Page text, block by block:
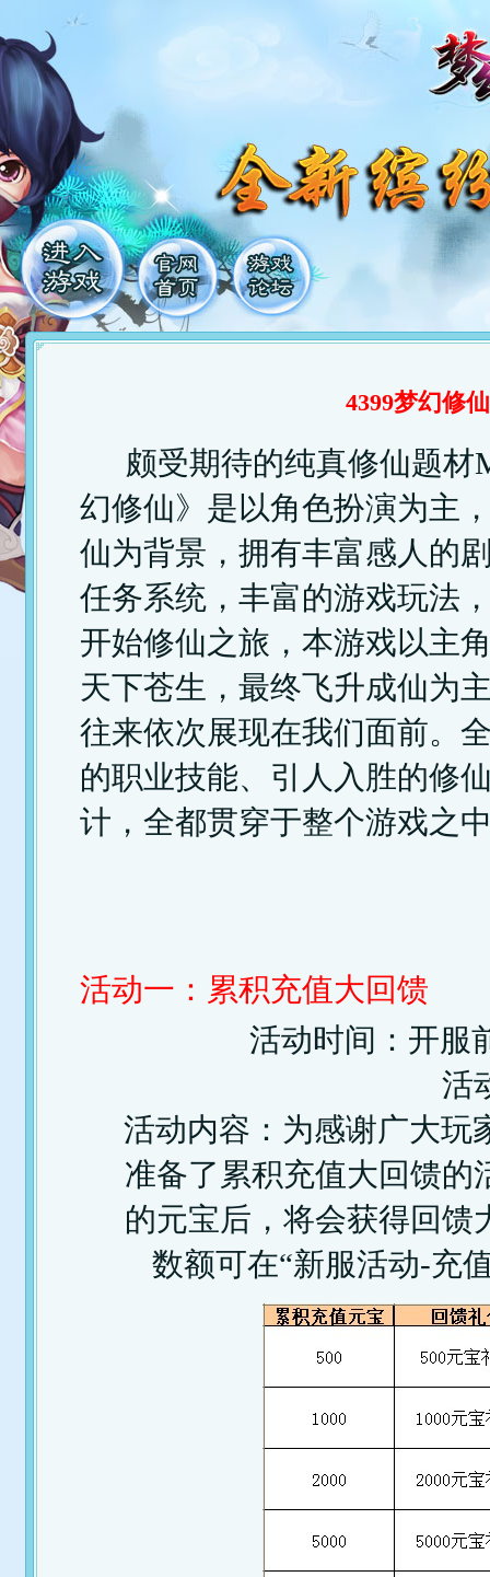
官网首页
4399梦幻修
颇受期待的纯真修仙题材
幻修仙》是以角色扮演为主
仙为背景，拥有丰富感人的
任务系统，丰富的游戏玩法
开始修仙之旅，本游戏以主
天下苍生，最终飞升成仙为
往来依次展现在我们面前。
的职业技能、引人入胜的修
计，全都贯穿于整个游戏之
活动一：累积充值大回馈
活动时间：开服
活
活动内容：为感谢广大玩
准备了累积充值大回馈的
的元宝后，将会获得回馈
数额可在“新服活动-充